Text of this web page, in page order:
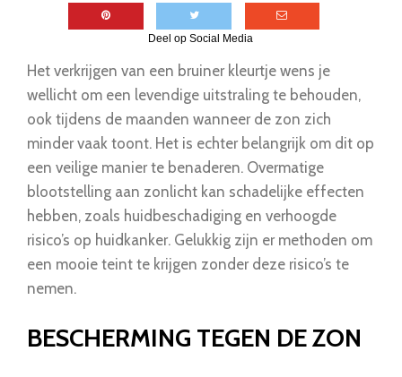
Deel op Social Media
Het verkrijgen van een bruiner kleurtje wens je
wellicht om een levendige uitstraling te behouden,
ook tijdens de maanden wanneer de zon zich
minder vaak toont. Het is echter belangrijk om dit op
een veilige manier te benaderen. Overmatige
blootstelling aan zonlicht kan schadelijke effecten
hebben, zoals huidbeschadiging en verhoogde
risico’s op huidkanker. Gelukkig zijn er methoden om
een mooie teint te krijgen zonder deze risico’s te
nemen.
BESCHERMING TEGEN DE ZON